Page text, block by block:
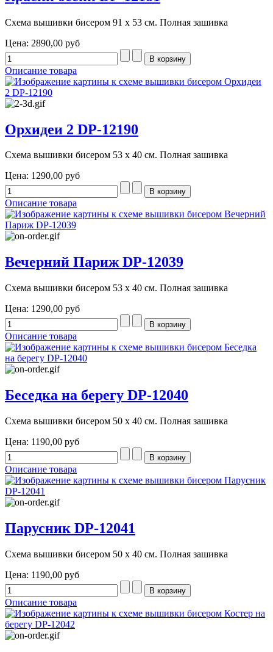
Схема вышивки бисером 91 х 53 см. Полная зашивка
Цена: 2890,00 руб
Описание товара
Орхидеи 2 DP-12190
Схема вышивки бисером 53 х 40 см. Полная зашивка
Цена: 1290,00 руб
Описание товара
Вечерний Париж DP-12039
Схема вышивки бисером 53 х 40 см. Полная зашивка
Цена: 1290,00 руб
Описание товара
Беседка на берегу DP-12040
Схема вышивки бисером 50 х 40 см. Полная зашивка
Цена: 1190,00 руб
Описание товара
Парусник DP-12041
Схема вышивки бисером 50 х 40 см. Полная зашивка
Цена: 1190,00 руб
Описание товара